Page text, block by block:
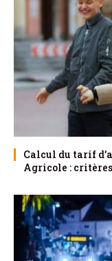
Calcul du tarif
Agricole :